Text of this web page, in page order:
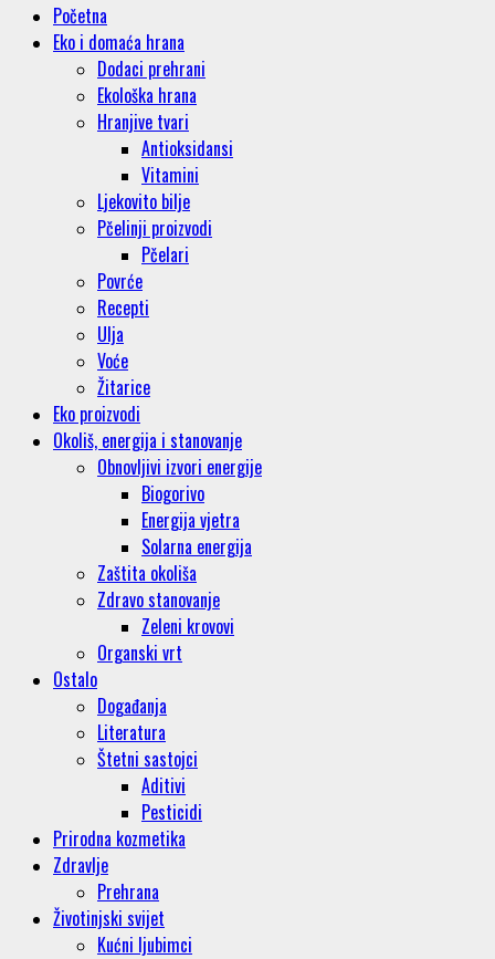
Početna
Eko i domaća hrana
Dodaci prehrani
Ekološka hrana
Hranjive tvari
Antioksidansi
Vitamini
Ljekovito bilje
Pčelinji proizvodi
Pčelari
Povrće
Recepti
Ulja
Voće
Žitarice
Eko proizvodi
Okoliš, energija i stanovanje
Obnovljivi izvori energije
Biogorivo
Energija vjetra
Solarna energija
Zaštita okoliša
Zdravo stanovanje
Zeleni krovovi
Organski vrt
Ostalo
Događanja
Literatura
Štetni sastojci
Aditivi
Pesticidi
Prirodna kozmetika
Zdravlje
Prehrana
Životinjski svijet
Kućni ljubimci